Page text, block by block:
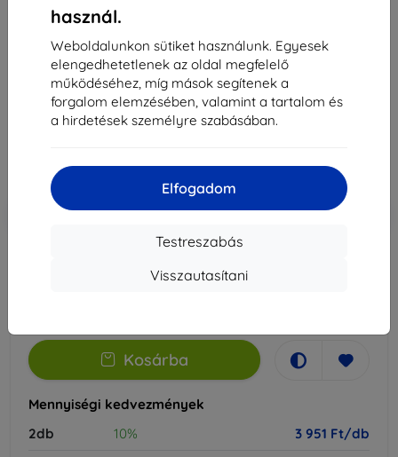
használ.
Weboldalunkon sütiket használunk. Egyesek
elengedhetetlenek az oldal megfelelő
működéséhez, míg mások segítenek a
forgalom elemzésében, valamint a tartalom és
a hirdetések személyre szabásában.
Elfogadom
Testreszabás
Visszautasítani
3mk SilverProtection+ védőfólia Realme C75x-hez
Alkalmas: Realme C75x
4 390 Ft
3 951 Ft
Ár ÁFA nelkül3 111 Ft
-10% Kedvezmény kuponnalEXTRA10 Kosárba
Raktáron > 5 darab
Kosárba
Mennyiségi kedvezmények
2db
10% 3 951 Ft/db